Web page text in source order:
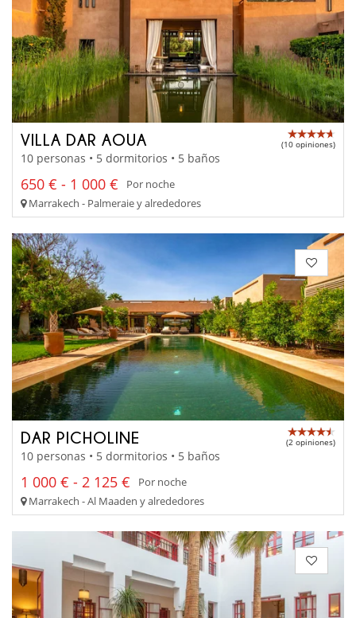
VILLA DAR AOUA (10 opiniones)
10 personas • 5 dormitorios • 5 baños
650 € - 1 000 €
Por noche
Marrakech - Palmeraie y alrededores
DAR PICHOLINE (2 opiniones)
10 personas • 5 dormitorios • 5 baños
1 000 € - 2 125 €
Por noche
Marrakech - Al Maaden y alrededores